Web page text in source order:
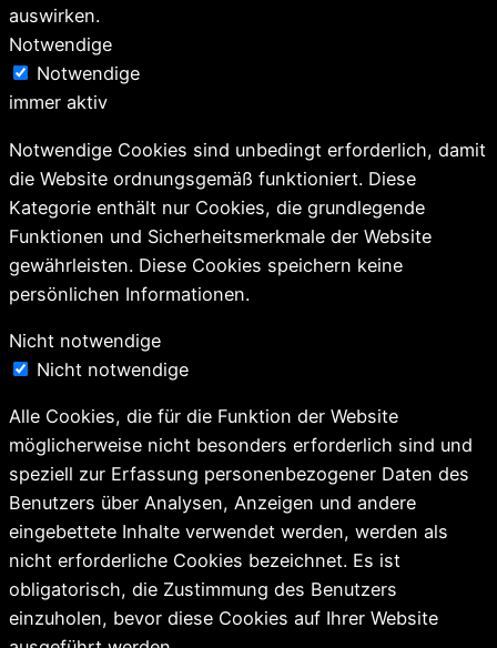
auswirken.
Notwendige
Notwendige
immer aktiv
Notwendige Cookies sind unbedingt erforderlich, damit
die Website ordnungsgemäß funktioniert. Diese
Kategorie enthält nur Cookies, die grundlegende
Funktionen und Sicherheitsmerkmale der Website
gewährleisten. Diese Cookies speichern keine
persönlichen Informationen.
Nicht notwendige
Nicht notwendige
Alle Cookies, die für die Funktion der Website
möglicherweise nicht besonders erforderlich sind und
speziell zur Erfassung personenbezogener Daten des
Benutzers über Analysen, Anzeigen und andere
eingebettete Inhalte verwendet werden, werden als
nicht erforderliche Cookies bezeichnet. Es ist
obligatorisch, die Zustimmung des Benutzers
einzuholen, bevor diese Cookies auf Ihrer Website